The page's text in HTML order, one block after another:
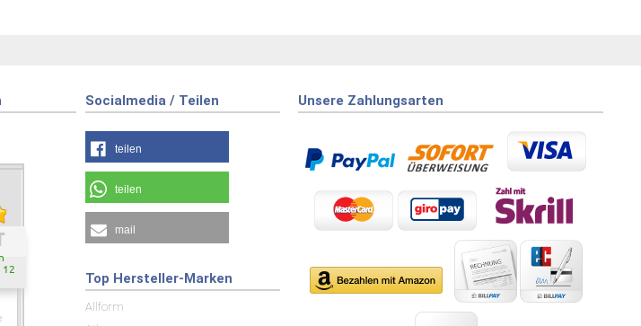
Socialmedia / Teilen
teilen
teilen
mail
Unsere Zahlungsarten
Top Hersteller-Marken
Allform